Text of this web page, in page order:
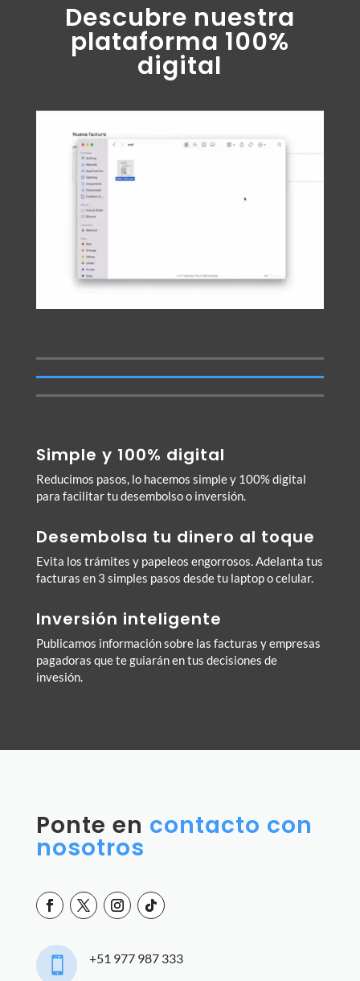
Descubre nuestra
plataforma 100%
digital
Simple y 100% digital
Reducimos pasos, lo hacemos simple y 100% digital
para facilitar tu desembolso o inversión.
Desembolsa tu dinero al toque
Evita los trámites y papeleos engorrosos. Adelanta tus
facturas en 3 simples pasos desde tu laptop o celular.
Inversión inteligente
Publicamos información sobre las facturas y empresas
pagadoras que te guiarán en tus decisiones de
invesión.
Ponte en contacto con
nosotros
 +51 977 987 333